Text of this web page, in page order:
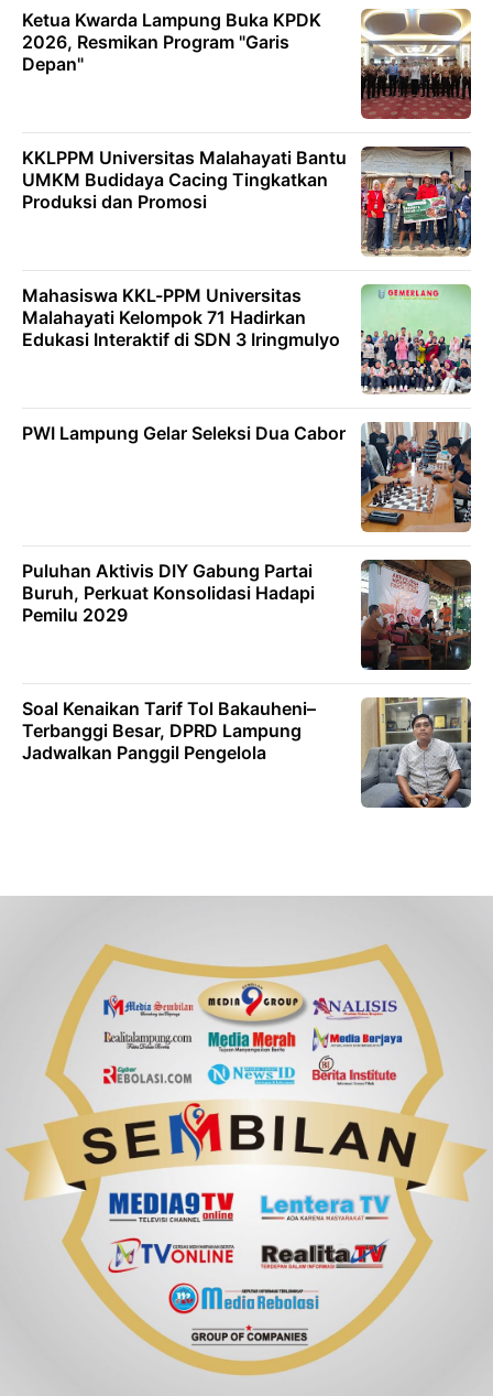
Ketua Kwarda Lampung Buka KPDK
2026, Resmikan Program "Garis
Depan"
KKLPPM Universitas Malahayati Bantu
UMKM Budidaya Cacing Tingkatkan
Produksi dan Promosi
Mahasiswa KKL-PPM Universitas
Malahayati Kelompok 71 Hadirkan
Edukasi Interaktif di SDN 3 Iringmulyo
PWI Lampung Gelar Seleksi Dua Cabor
Puluhan Aktivis DIY Gabung Partai
Buruh, Perkuat Konsolidasi Hadapi
Pemilu 2029
Soal Kenaikan Tarif Tol Bakauheni–
Terbanggi Besar, DPRD Lampung
Jadwalkan Panggil Pengelola